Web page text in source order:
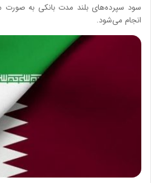
سود سپرده‌های بلند مدت بانکی به صورت
انجام می‌شود.